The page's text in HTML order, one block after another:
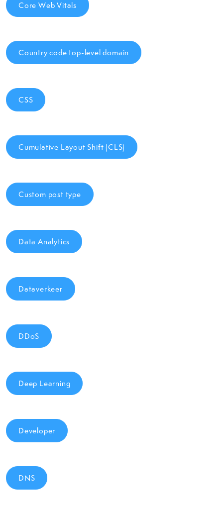
Core Web Vitals
Country code top-level domain
CSS
Cumulative Layout Shift (CLS)
Custom post type
Data Analytics
Dataverkeer
DDoS
Deep Learning
Developer
DNS